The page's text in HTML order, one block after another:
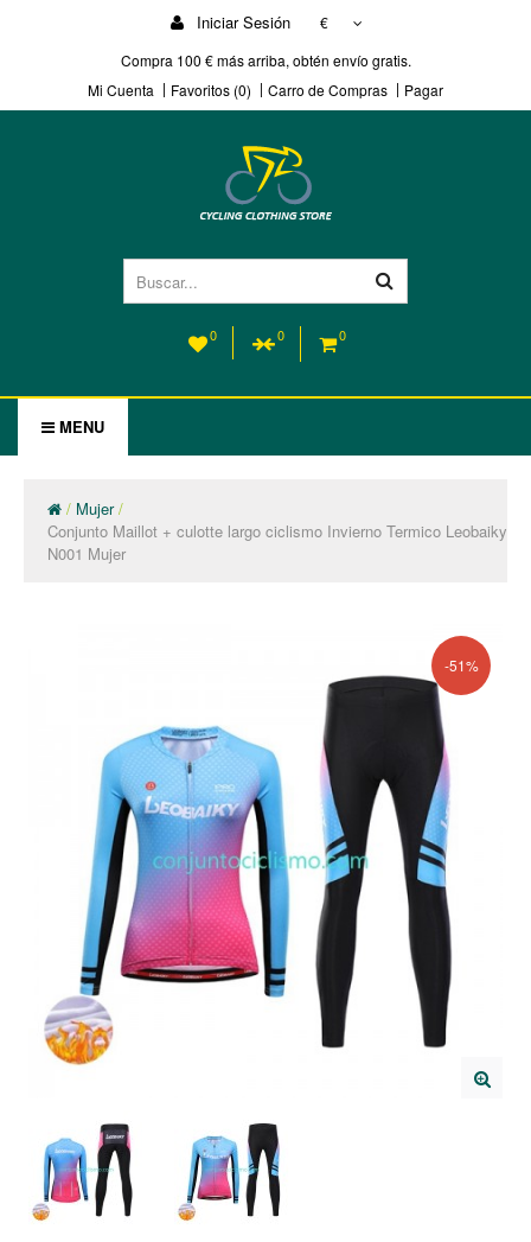
Iniciar Sesión
€
Compra 100 € más arriba, obtén envío gratis.
Mi Cuenta
Favoritos (0) Carro de Compras Pagar
0 0 0
MENU
Mujer
Conjunto Maillot + culotte largo ciclismo Invierno Termico Leobaiky
N001 Mujer
-51%